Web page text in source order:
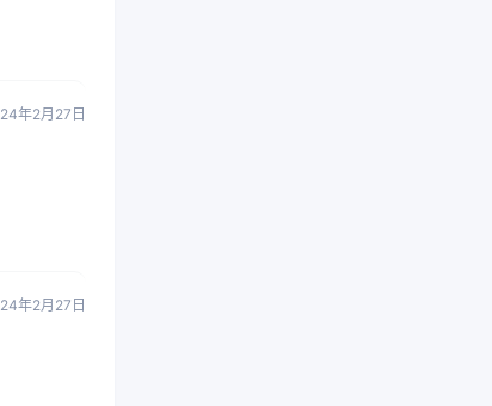
24年2月27日
24年2月27日